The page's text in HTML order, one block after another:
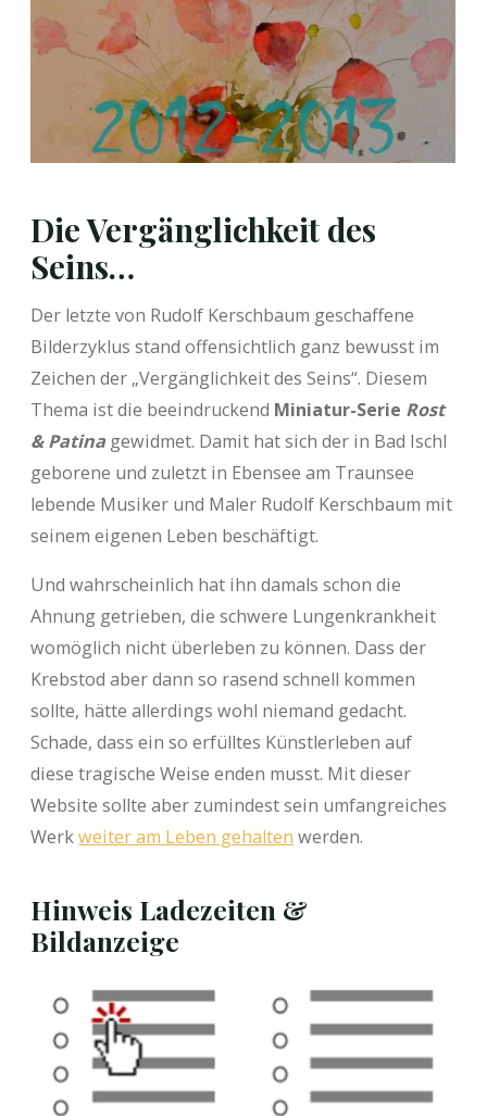
Die Vergänglichkeit des
Seins…
Der letzte von Rudolf Kerschbaum geschaffene
Bilderzyklus stand offensichtlich ganz bewusst im
Zeichen der „Vergänglichkeit des Seins“. Diesem
Thema ist die beeindruckend Miniatur-Serie Rost
& Patina gewidmet. Damit hat sich der in Bad Ischl
geborene und zuletzt in Ebensee am Traunsee
lebende Musiker und Maler Rudolf Kerschbaum mit
seinem eigenen Leben beschäftigt.
Und wahrscheinlich hat ihn damals schon die
Ahnung getrieben, die schwere Lungenkrankheit
womöglich nicht überleben zu können. Dass der
Krebstod aber dann so rasend schnell kommen
sollte, hätte allerdings wohl niemand gedacht.
Schade, dass ein so erfülltes Künstlerleben auf
diese tragische Weise enden musst. Mit dieser
Website sollte aber zumindest sein umfangreiches
Werkweiter am Leben gehalten werden.
Hinweis Ladezeiten &
Bildanzeige